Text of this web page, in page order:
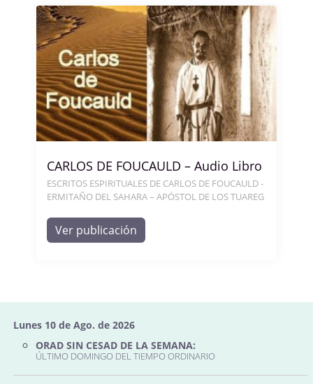
CARLOS DE FOUCAULD – Audio Libro
ESCRITOS ESPIRITUALES DE CARLOS DE FOUCAULD -
ERMITAÑO DEL SAHARA – APÓSTOL DE LOS TUAREG
Ver publicación
Lunes 10 de Ago. de 2026
ORAD SIN CESAD DE LA SEMANA:
ÚLTIMO DOMINGO DEL TIEMPO ORDINARIO